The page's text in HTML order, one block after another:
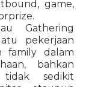
game,
Gathering
pekerjaan
family dalam
bahkan
sedikit